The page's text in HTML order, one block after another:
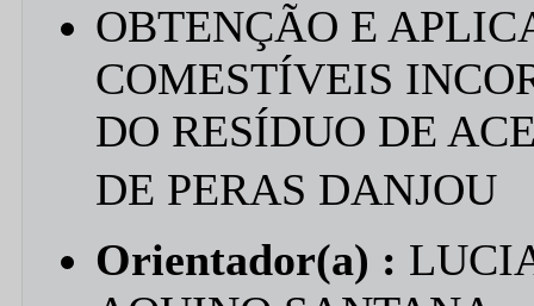
OBTENÇÃO E
COMESTÍVEIS
DO RESÍDUO DE
DE PERAS DANJOU
Orientador(a) :